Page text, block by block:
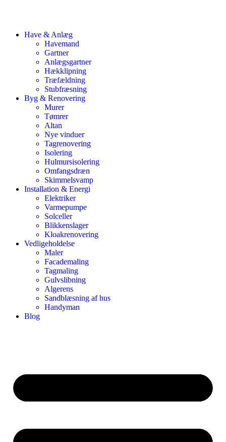
Have & Anlæg
Havemand
Gartner
Anlægsgartner
Hækklipning
Træfældning
Stubfræsning
Byg & Renovering
Murer
Tømrer
Altan
Nye vinduer
Tagrenovering
Isolering
Hulmursisolering
Omfangsdræn
Skimmelsvamp
Installation & Energi
Elektriker
Varmepumpe
Solceller
Blikkenslager
Kloakrenovering
Vedligeholdelse
Maler
Facademaling
Tagmaling
Gulvslibning
Algerens
Sandblæsning af hus
Handyman
Blog